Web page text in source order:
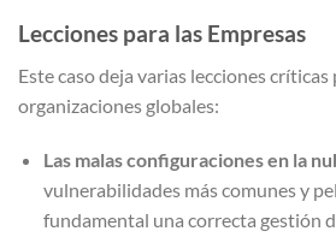
Lecciones para las Empresas
Este caso deja varias lecciones críticas
organizaciones globales:
Las malas configuraciones en la
vulnerabilidades más comunes y
fundamental una correcta gestión